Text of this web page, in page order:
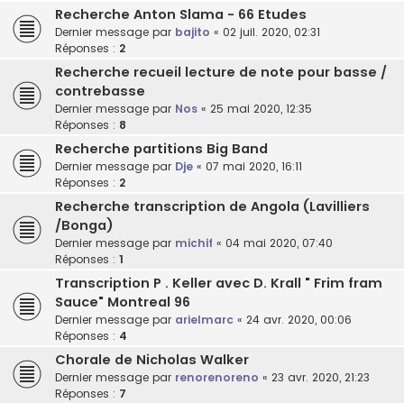
Recherche Anton Slama - 66 Etudes
Dernier message par bajito « 02 juil. 2020, 02:31
Réponses : 2
Recherche recueil lecture de note pour basse /
contrebasse
Dernier message par Nos « 25 mai 2020, 12:35
Réponses : 8
Recherche partitions Big Band
Dernier message par Dje « 07 mai 2020, 16:11
Réponses : 2
Recherche transcription de Angola (Lavilliers
/Bonga)
Dernier message par michif « 04 mai 2020, 07:40
Réponses : 1
Transcription P . Keller avec D. Krall " Frim fram
Sauce" Montreal 96
Dernier message par arielmarc « 24 avr. 2020, 00:06
Réponses : 4
Chorale de Nicholas Walker
Dernier message par renorenoreno « 23 avr. 2020, 21:23
Réponses : 7